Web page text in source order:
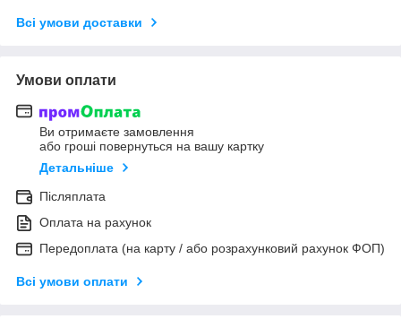
Всі умови доставки
Умови оплати
Ви отримаєте замовлення
або гроші повернуться на вашу картку
Детальніше
Післяплата
Оплата на рахунок
Передоплата (на карту / або розрахунковий рахунок ФОП)
Всі умови оплати